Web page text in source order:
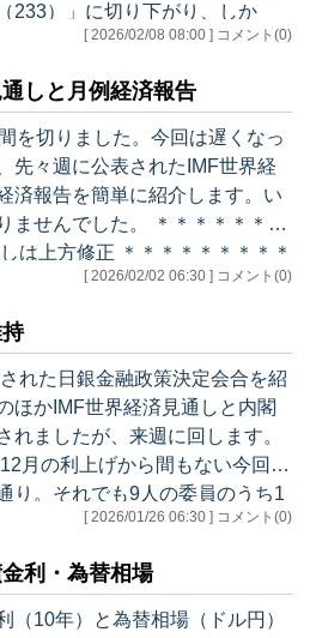
233）」に切り下がり、しか
改憲発議に必要な三分の二（31
党で310議席に達するか否かさ
月
年4月。植田総裁の後任人事
れば高市総理に、されなければ
委ねられ…
[ 2026/02/08 08:00 ] コメント(0)
しと月例経済報告
を切りました。今回は遅くなっ
先々週に公表されたIMF世界経
済報告を簡単に紹介します。い
た。 ＊＊＊＊＊＊＊
は上方修正 ＊＊＊＊＊＊＊＊＊
テクノロジーと適応力が、貿易
、成長底堅く」ともされていま
策の影響で
が、昨年は意…
[ 2026/02/02 06:30 ] コメント(0)
れた日銀金融政策決定会合を紹
ほかIMF世界経済見通しと内閣
れましたが、来週に回します。
り。それでも9人の委員のうち1
た。世間の注目は、今後の利上
ジに名を連ねなかったか、の3
[ 2026/01/26 06:30 ] コメント(0)
利・為替相場
（10年）と為替相場（ドル円）